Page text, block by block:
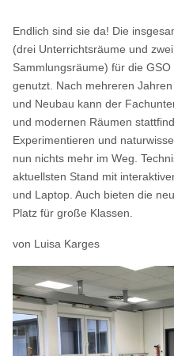
Endlich sind sie da! Die
(drei Unterrichtsräume und
Sammlungsräume) für die
genutzt. Nach mehreren
und Neubau kann der
und modernen Räumen
Experimentieren und
nun nichts mehr im Weg.
aktuellsten Stand mit
und Laptop. Auch bieten die
Platz für große Klassen.
von Luisa Karges